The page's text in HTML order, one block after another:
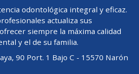
odontológica integral y eficaz.
actualiza sus
siempre la máxima calidad
y el de su familia.
90 Port. 1 Bajo C - 15570 Narón